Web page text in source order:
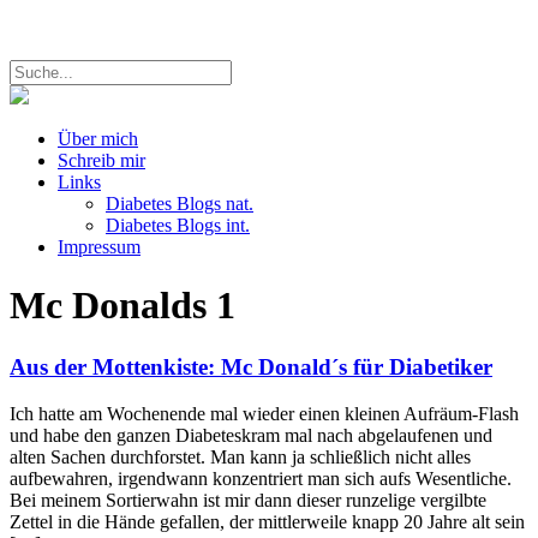
Über mich
Schreib mir
Links
Diabetes Blogs nat.
Diabetes Blogs int.
Impressum
Mc Donalds 1
Aus der Mottenkiste: Mc Donald´s für Diabetiker
Ich hatte am Wochenende mal wieder einen kleinen Aufräum-Flash
und habe den ganzen Diabeteskram mal nach abgelaufenen und
alten Sachen durchforstet. Man kann ja schließlich nicht alles
aufbewahren, irgendwann konzentriert man sich aufs Wesentliche.
Bei meinem Sortierwahn ist mir dann dieser runzelige vergilbte
Zettel in die Hände gefallen, der mittlerweile knapp 20 Jahre alt sein